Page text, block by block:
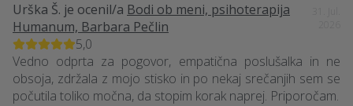
Urška Š. je ocenil/a Bodi ob meni, psihoterapija
Humanum, Barbara Pečlin
5,0
Vedno odprta za pogovor, empatična poslušalka in ne
obsoja, zdržala z mojo stisko in po nekaj srečanjih sem se
počutila toliko močna, da stopim korak naprej. Priporočam.